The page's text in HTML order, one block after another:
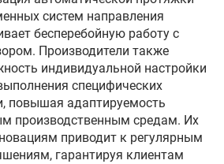
систем направления
бесперебойную работу с
Производители также
индивидуальной настройки
специфических
повышая адаптируемость
производственным средам. Их
приводит к регулярным
гарантируя клиентам